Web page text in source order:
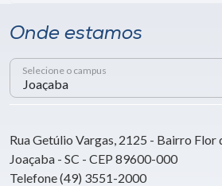
Onde estamos
Selecione o campus
Rua Getúlio Vargas, 2125 - Bairro Flor
Joaçaba - SC - CEP 89600-000
Telefone (49) 3551-2000